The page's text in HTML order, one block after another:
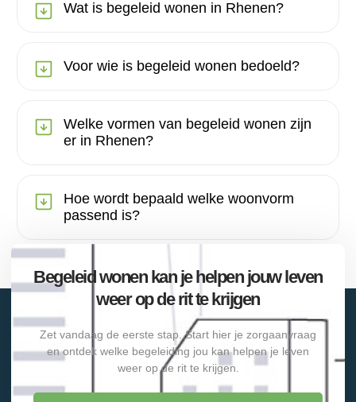
Wat is begeleid wonen in Rhenen?
Voor wie is begeleid wonen bedoeld?
Welke vormen van begeleid wonen zijn
er in Rhenen?
Hoe wordt bepaald welke woonvorm
passend is?
Begeleid wonen kan je helpen jouw leven
weer op de rit te krijgen
Zet vandaag de eerste stap. Start hier je zorgaanvraag
en ontdek welke begeleiding jou kan helpen je leven
weer op de rit te krijgen.